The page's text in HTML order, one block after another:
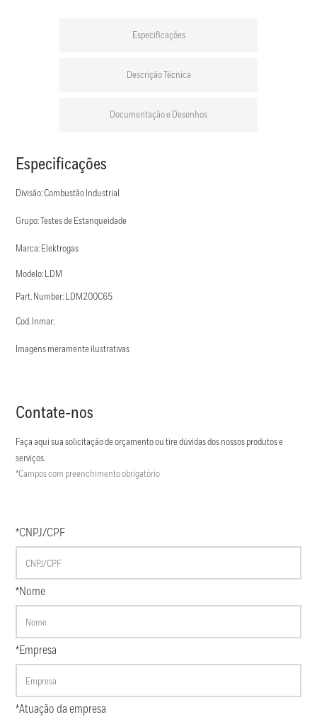
Especificações
Descrição Técnica
Documentação e Desenhos
Especificações
Divisão: Combustão Industrial
Grupo: Testes de Estanqueidade
Marca: Elektrogas
Modelo: LDM
Part. Number: LDM200C65
Cod. Inmar:
Imagens meramente ilustrativas
Contate-nos
Faça aqui sua solicitação de orçamento ou tire dúvidas dos nossos produtos e
serviços.
*Campos com preenchimento obrigatório
*CNPJ/CPF
*Nome
*Empresa
*Atuação da empresa